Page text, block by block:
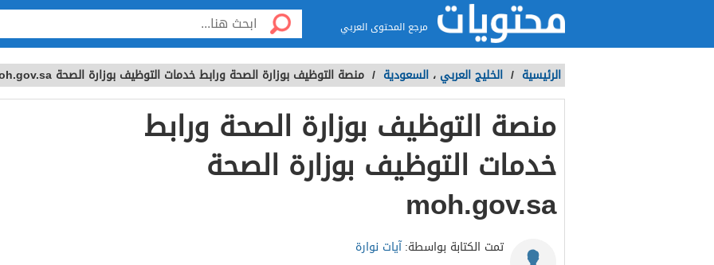
مرجع المحتوى العربي
الرئيسية / الخليج العربي ، السعودية / منصة التوظيف بوزارة الصحة ورابط خدمات التوظيف بوزارة الصحة moh.gov.sa
منصة التوظيف بوزارة الصحة ورابط
خدمات التوظيف بوزارة الصحة
moh.gov.sa
تمت الكتابة بواسطة:آيات نوارة